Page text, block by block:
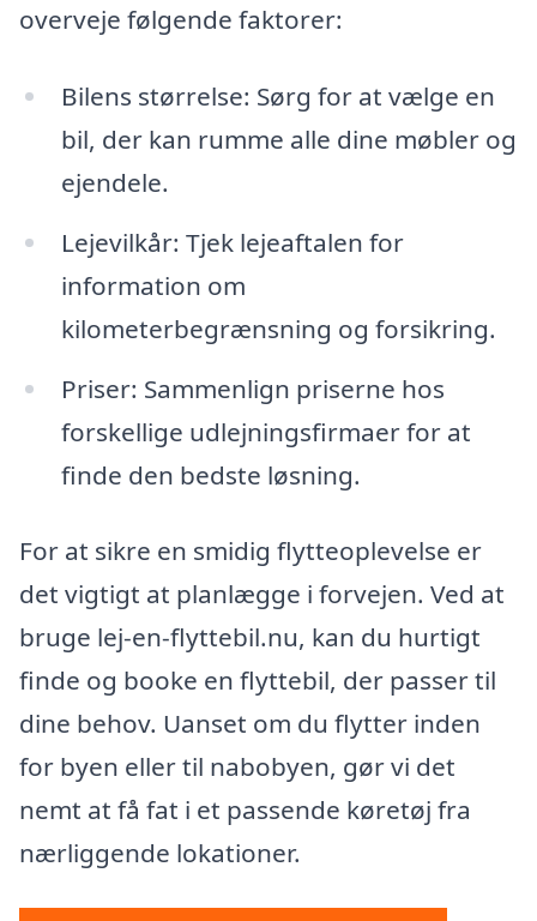
overveje følgende faktorer:
Bilens størrelse: Sørg for at vælge en
bil, der kan rumme alle dine møbler og
ejendele.
Lejevilkår: Tjek lejeaftalen for
information om
kilometerbegrænsning og forsikring.
Priser: Sammenlign priserne hos
forskellige udlejningsfirmaer for at
finde den bedste løsning.
For at sikre en smidig flytteoplevelse er
det vigtigt at planlægge i forvejen. Ved at
bruge lej-en-flyttebil.nu, kan du hurtigt
finde og booke en flyttebil, der passer til
dine behov. Uanset om du flytter inden
for byen eller til nabobyen, gør vi det
nemt at få fat i et passende køretøj fra
nærliggende lokationer.